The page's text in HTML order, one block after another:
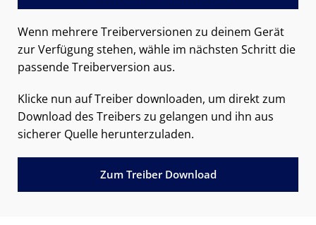
Wenn mehrere Treiberversionen zu deinem Gerät
zur Verfügung stehen, wähle im nächsten Schritt die
passende Treiberversion aus.
Klicke nun auf Treiber downloaden, um direkt zum
Download des Treibers zu gelangen und ihn aus
sicherer Quelle herunterzuladen.
Zum Treiber Download